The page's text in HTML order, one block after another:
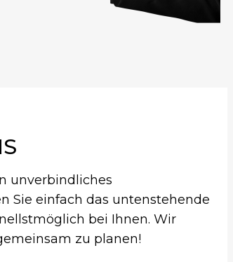
unverbindliches
Sie einfach das untenstehende
bei Ihnen. Wir
zu planen!